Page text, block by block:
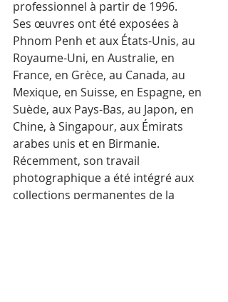
professionnel à partir de 1996.
Ses œuvres ont été exposées à
Phnom Penh et aux États-Unis, au
Royaume-Uni, en Australie, en
France, en Grèce, au Canada, au
Mexique, en Suisse, en Espagne, en
Suède, aux Pays-Bas, au Japon, en
Chine, à Singapour, aux Émirats
arabes unis et en Birmanie.
Récemment, son travail
photographique a été intégré aux
collections permanentes de la